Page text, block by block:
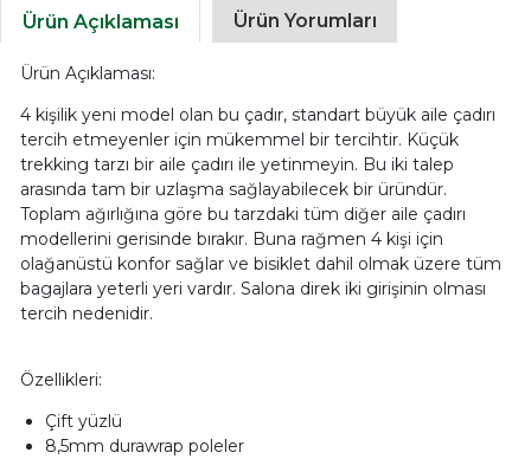
Ürün Açıklaması Ürün Yorumları
Ürün Açıklaması:
4 kişilik yeni model olan bu çadır, standart büyük aile çadırı
tercih etmeyenler için mükemmel bir tercihtir. Küçük
trekking tarzı bir aile çadırı ile yetinmeyin. Bu iki talep
arasında tam bir uzlaşma sağlayabilecek bir üründür.
Toplam ağırlığına göre bu tarzdaki tüm diğer aile çadırı
modellerini gerisinde bırakır. Buna rağmen 4 kişi için
olağanüstü konfor sağlar ve bisiklet dahil olmak üzere tüm
bagajlara yeterli yeri vardır. Salona direk iki girişinin olması
tercih nedenidir.
Özellikleri:
Çift yüzlü
8,5mm durawrap poleler